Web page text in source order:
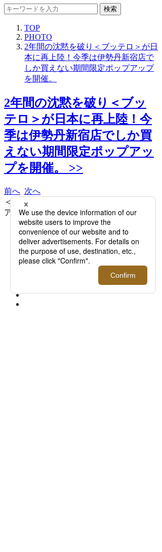
検索
TOP
PHOTO
2年間の沈黙を破り＜ブッテロ＞が日
本に再上陸！今季は伊勢丹新宿店で
しか買えない期間限定ポップアップ
を開催。
2年間の沈黙を破り＜ブッ
テロ＞が日本に再上陸！今
季は伊勢丹新宿店でしか買
えない期間限定ポップアッ
プを開催。 >>
前へ 次へ
＜ブッテロ＞「STORIA（ストリ
ア/B9973）」 93,500円